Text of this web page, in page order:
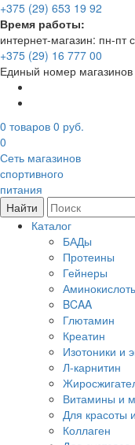
+375 (29) 653 19 92
Время работы:
интернет-магазин: пн-пт
+375 (29) 16 777 00
Единый номер магазинов
0 товаров 0 руб.
0
Сеть магазинов
спортивного
питания
Найти
Каталог
БАДы
Протеины
Гейнеры
BCAA
Глютамин
Креатин
Изотоники и
Л-карнитин
Витамины и
Для красоты
Коллаген